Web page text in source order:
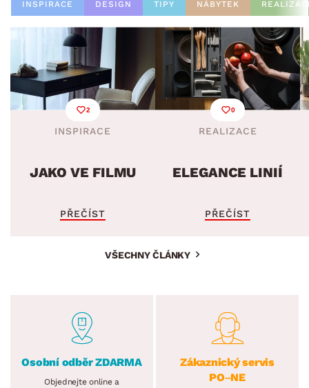
INSPIRACE DESIGN TIPY NÁBYTEK
2
INSPIRACE
JAKO VE FILMU
PŘEČÍST
0
REALIZACE
ELEGANCE LINIÍ
PŘEČÍST
VŠECHNY ČLÁNKY
Osobní odběr ZDARMA
Objednejte online a
Zákaznický servis
PO–NE